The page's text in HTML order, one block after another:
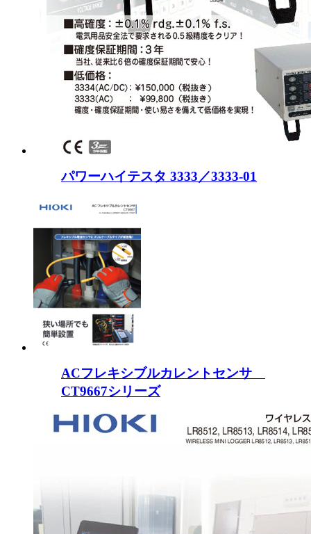
パワーハイテスタ 3333／3333-01
ACフレキシブルカレントセンサ
CT9667シリーズ